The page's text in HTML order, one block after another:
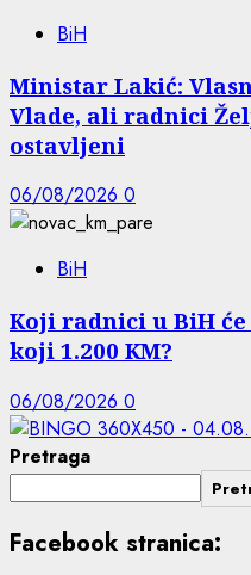
BiH
Ministar Lakić:
Vlade, ali radnici
ostavljeni
06/08/2026 0
BiH
Koji radnici u BiH
koji 1.200 KM?
06/08/2026 0
Pretraga
Facebook stranica: